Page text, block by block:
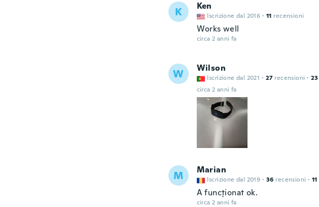
K Ken
Iscrizione dal 2016 · 11 recensioni
Works well
circa 2 anni fa
W Wilson
Iscrizione dal 2021 · 27 recensioni · 23
circa 2 anni fa
M Marian
Iscrizione dal 2019 · 36 recensioni · 11
A funcționat ok.
circa 2 anni fa